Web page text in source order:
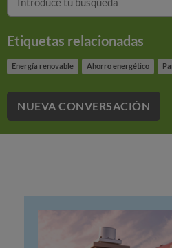
NUEVA CONVERSACIÓN
Etiquetas relacionadas
Energía renovable Ahorro energético